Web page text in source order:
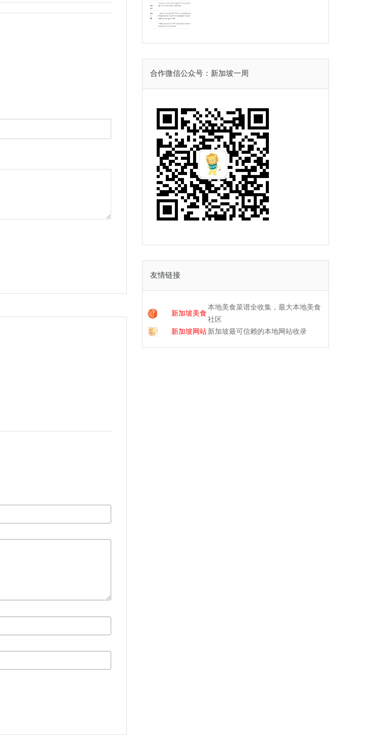
合作微信公众号：新加坡一周
友情链接
新加坡美食
本地美食菜谱全收集，最大本地美食
社区
新加坡网站新加坡最可信赖的本地网站收录